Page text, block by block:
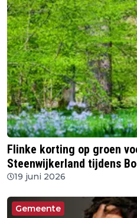
Flinke korting op groen
Steenwijkerland tijdens
19 juni 2026
Gemeente